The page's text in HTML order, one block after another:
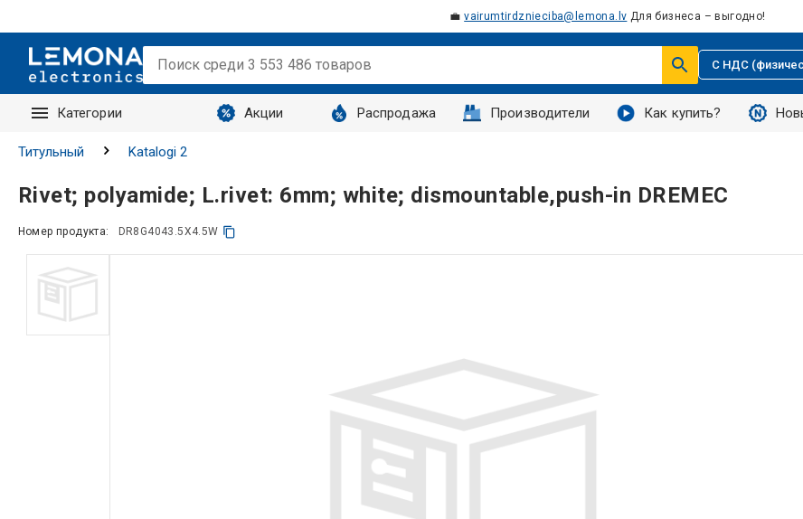
💼vairumtirdznieciba@lemona.lv Для бизнеса – выгодно!
С НДС
Категории Акции Распродажа Производители Как купить?
Запросы
Титульный Katalogi 2
Rivet; polyamide; L.rivet: 6mm; white; dismountable,push-in DREMEC
Номер продукта: DR8G4043.5X4.5W